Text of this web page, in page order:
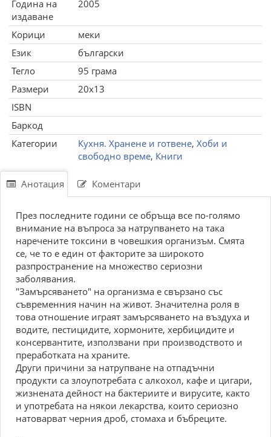
Година на
издаване
2005
Корици
меки
Език
български
Тегло
95 грама
Размери
20x13
ISBN
Баркод
Категории
Кухня. Хранене и готвене, Хоби и
свободно време, Книги
Анотация Коментари
През последните години се обръща все по-голямо
внимание на въпроса за натрупването на така
наречените токсини в човешкия организъм. Смята
се, че то е един от факторите за широкото
разпространение на множество сериозни
заболявания.
"Замърсяването" на организма е свързано със
съвременния начин на живот. Значителна роля в
това отношение играят замърсяването на въздуха и
водите, пестицидите, хормоните, хербицидите и
консервантите, използвани при производството и
преработката на храните.
Други причини за натрупване на отпадъчни
продукти са злоупотребата с алкохол, кафе и цигари,
жизнената дейност на бактериите и вирусите, както
и употребата на някои лекарства, които сериозно
натоварват черния дроб, стомаха и бъбреците.